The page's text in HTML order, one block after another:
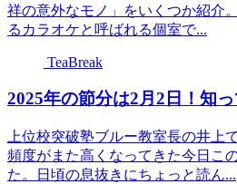
祥の意外なモノ」をいくつか紹介
るカラオケと呼ばれる個室で...
TeaBreak
2025年の節分は2月2日！知
上位校突破塾ブルー教室長の井
頻度がまた高くなってきた今日こ
た。日頃の息抜きにちょっと読ん...